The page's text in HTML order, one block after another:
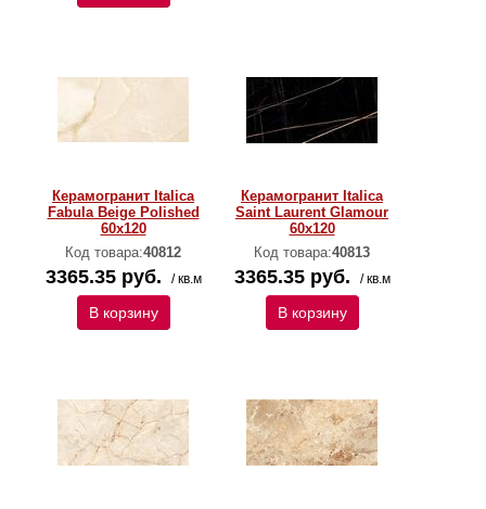
Керамогранит Italica
Fabula Beige Polished
60х120
Код товара:40812
3365.35 руб. / кв.м
В корзину
Керамогранит Italica
Saint Laurent Glamour
60х120
Код товара:40813
3365.35 руб. / кв.м
В корзину